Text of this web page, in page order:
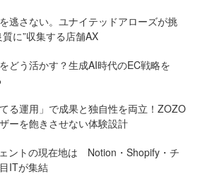
逃さない。ユナイテッドアローズが挑
に”収集する店舗AX
どう活かす？生成AI時代のEC戦略を
る運用」で成果と独自性を両立！ZOZO
ーを飽きさせない体験設計
ントの現在地は Notion・Shopify・チ
ITが集結